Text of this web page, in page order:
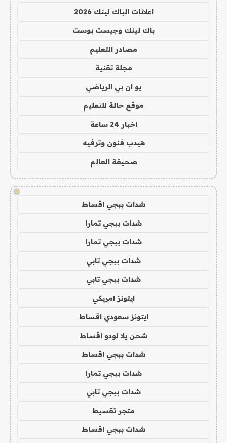
اعلانات الباك لينك 2026
باك لينك وجيست بوست
مصادر التعليم
مجلة تقنية
يو ان بي الرياضي
موقع حالة للتعليم
اخبار 24 ساعة
هيدب فنون وترفيه
صحيفة العالم
!
شدات ببجي اقساط
شدات ببجي تمارا
شدات ببجي تمارا
شدات ببجي تابي
شدات ببجي تابي
ايتونز امريكي
ايتونز سعودي اقساط
شحن يلا لودو اقساط
شدات ببجي اقساط
شدات ببجي تمارا
شدات ببجي تابي
متجر تقسيط
شدات ببجي اقساط